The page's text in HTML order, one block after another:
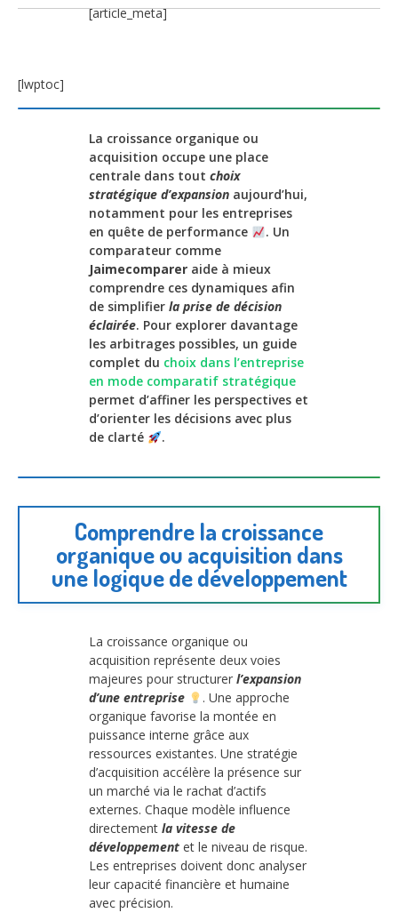
[article_meta]
[lwptoc]
La croissance organique ou
acquisition occupe une place
centrale dans tout choix
stratégique d’expansion aujourd’hui,
notamment pour les entreprises
en quête de performance
. Un
comparateur comme
Jaimecomparer aide à mieux
comprendre ces dynamiques afin
de simplifier la prise de décision
éclairée. Pour explorer davantage
les arbitrages possibles, un guide
complet du choix dans l’entreprise
en mode comparatif stratégique
permet d’affiner les perspectives et
d’orienter les décisions avec plus
de clarté
.
Comprendre la croissance
organique ou acquisition dans
une logique de développement
La croissance organique ou
acquisition représente deux voies
majeures pour structurer l’expansion
d’une entreprise
. Une approche
organique favorise la montée en
puissance interne grâce aux
ressources existantes. Une stratégie
d’acquisition accélère la présence sur
un marché via le rachat d’actifs
externes. Chaque modèle influence
directement la vitesse de
développement et le niveau de risque.
Les entreprises doivent donc analyser
leur capacité financière et humaine
avec précision.